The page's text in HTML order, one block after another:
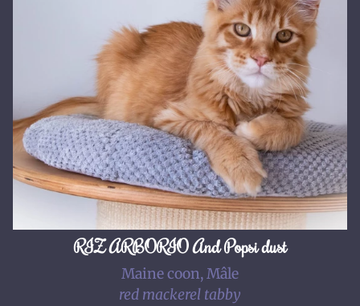
RIZ ARBORIO And Popsi dust
Maine coon, Mâle
red mackerel tabby